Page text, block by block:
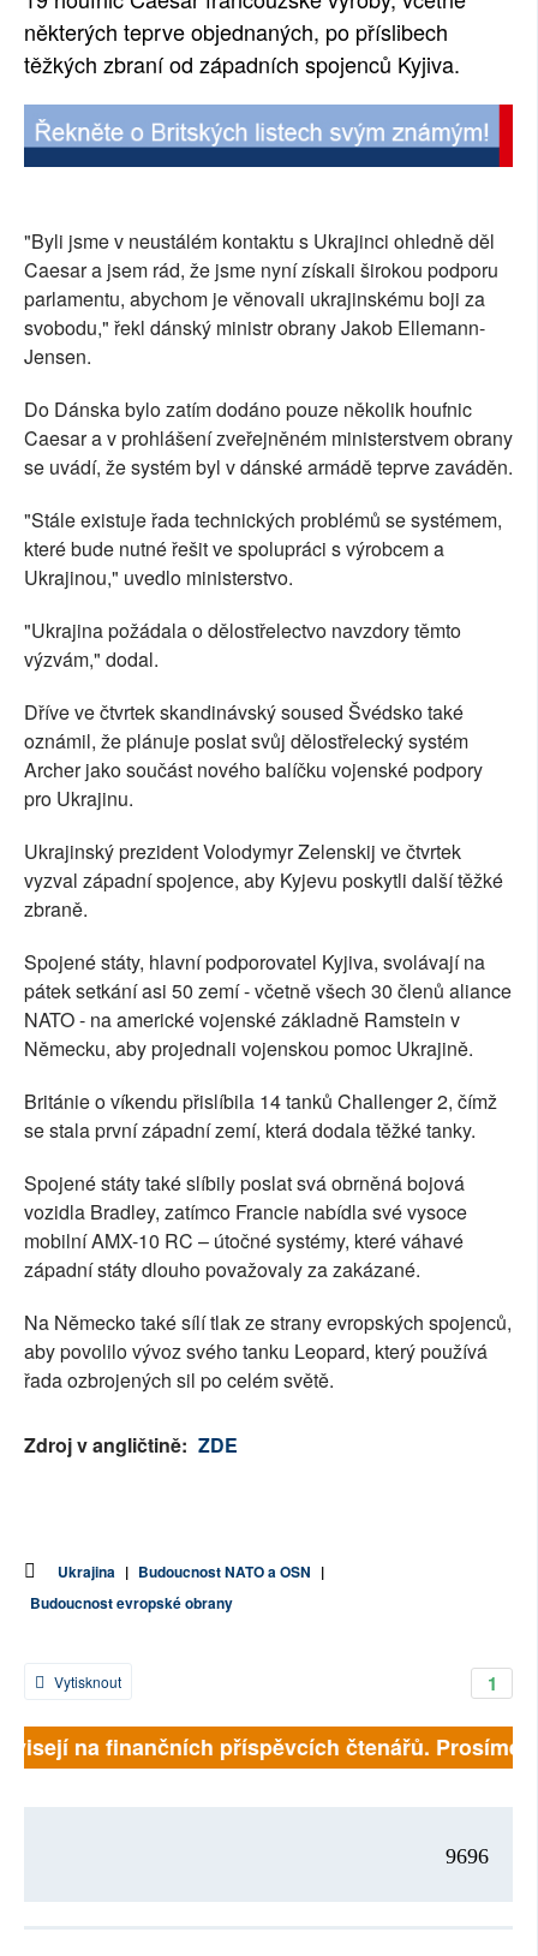
SOCIÁLNÍ SÍTĚ
RUBRIKY
PLNÁ VERZE STRÁNEK
některých teprve objednaných, po příslibech
těžkých zbraní od západních spojenců Kyjiva.
"Byli jsme v neustálém kontaktu s Ukrajinci ohledně děl
Caesar a jsem rád, že jsme nyní získali širokou podporu
parlamentu, abychom je věnovali ukrajinskému boji za
svobodu," řekl dánský ministr obrany Jakob Ellemann-
Jensen.
Do Dánska bylo zatím dodáno pouze několik houfnic
Caesar a v prohlášení zveřejněném ministerstvem obrany
se uvádí, že systém byl v dánské armádě teprve zaváděn.
"Stále existuje řada technických problémů se systémem,
které bude nutné řešit ve spolupráci s výrobcem a
Ukrajinou," uvedlo ministerstvo.
"Ukrajina požádala o dělostřelectvo navzdory těmto
výzvám," dodal.
Dříve ve čtvrtek skandinávský soused Švédsko také
oznámil, že plánuje poslat svůj dělostřelecký systém
Archer jako součást nového balíčku vojenské podpory
pro Ukrajinu.
Ukrajinský prezident Volodymyr Zelenskij ve čtvrtek
vyzval západní spojence, aby Kyjevu poskytli další těžké
zbraně.
Spojené státy, hlavní podporovatel Kyjiva, svolávají na
pátek setkání asi 50 zemí - včetně všech 30 členů aliance
NATO - na americké vojenské základně Ramstein v
Německu, aby projednali vojenskou pomoc Ukrajině.
Británie o víkendu přislíbila 14 tanků Challenger 2, čímž
se stala první západní zemí, která dodala těžké tanky.
Spojené státy také slíbily poslat svá obrněná bojová
vozidla Bradley, zatímco Francie nabídla své vysoce
mobilní AMX-10 RC – útočné systémy, které váhavé
západní státy dlouho považovaly za zakázané.
Na Německo také sílí tlak ze strany evropských spojenců,
aby povolilo vývoz svého tanku Leopard, který používá
řada ozbrojených sil po celém světě.
Zdroj v angličtině: ZDE
Ukrajina | Budoucnost NATO a OSN |
Budoucnost evropské obrany
1
Vytisknout
na finančních příspěvcích čtenářů. Prosíme,
9696